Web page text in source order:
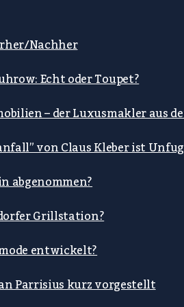
Nachher
Echt oder Toupet?
– der Luxusmakler aus
von Claus Kleber ist Unfug
abgenommen?
Grillstation?
entwickelt?
Parrisius kurz vorgestellt